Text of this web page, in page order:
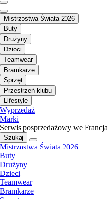
Mistrzostwa Świata 2026
Buty
Drużyny
Dzieci
Teamwear
Bramkarze
Sprzęt
Przestrzeń klubu
Lifestyle
Wyprzedaż
Marki
Serwis posprzedażowy we Francja
Szukaj
Mistrzostwa Świata 2026
Buty
Drużyny
Dzieci
Teamwear
Bramkarze